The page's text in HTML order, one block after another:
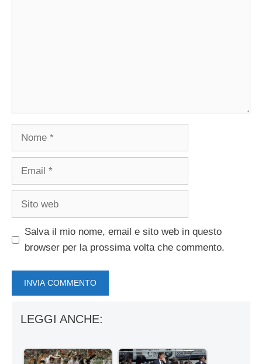
Nome
Email
Sito
Salva il mio nome, email e sito web in questo
browser per la prossima volta che commento.
LEGGI ANCHE: